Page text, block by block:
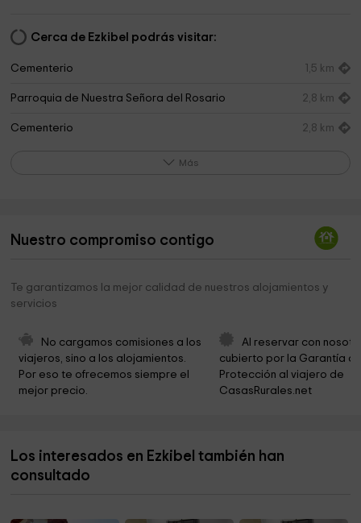
Cerca de Ezkibel podrás visitar:
Cementerio 1,5 km
Parroquia de Nuestra Señora del Rosario 2,8 km
Cementerio 2,8 km
Ayuntamiento De Biurrún Olcoz
Santa Catalina 3,7 km
Parroquia Santa Eufemia
Parroquia del Santo Cristo del Perdón
Cementerio
Plaza Higa De Monreal 4,0 km
Navar Producciones
Más
Nuestro compromiso contigo
Te garantizamos la mejor calidad de nuestros alojamientos y
servicios
No cargamos comisiones a los
viajeros, sino a los alojamientos.
Por eso te ofrecemos siempre el
mejor precio.
Al reservar con
cubierto por la Garantía
Protección al viajero de
CasasRurales.net
Los interesados en Ezkibel también han
consultado